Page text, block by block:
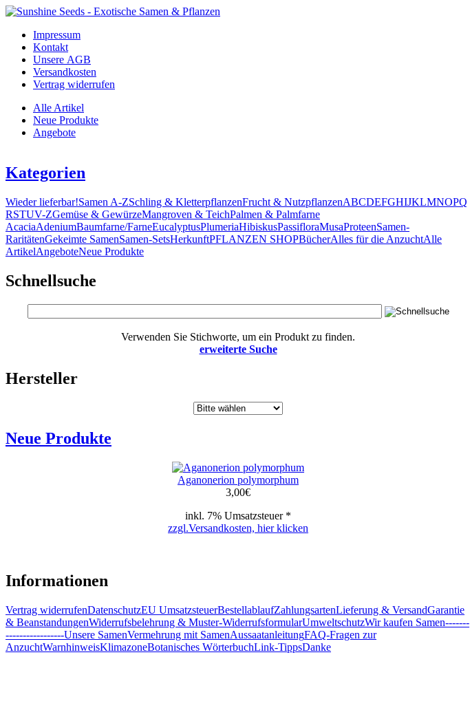
Impressum
Kontakt
Unsere AGB
Versandkosten
Vertrag widerrufen
Alle Artikel
Neue Produkte
Angebote
Kategorien
Wieder lieferbar!Samen A-ZSchling & KletterpflanzenFrucht & NutzpflanzenABCDEFGHIJKLMNOPQ
RSTUV-ZGemüse & GewürzeMangroven & TeichPalmen & Palmfarne
AcaciaAdeniumBaumfarne/FarneEucalyptusPlumeriaHibiskusPassifloraMusaProteenSamen-
RaritätenGekeimte SamenSamen-SetsHerkunftPFLANZEN SHOPBücherAlles für die AnzuchtAlle
ArtikelAngeboteNeue Produkte
Schnellsuche
Verwenden Sie Stichworte, um ein Produkt zu finden.
erweiterte Suche
Hersteller
Neue Produkte
Aganonerion polymorphum
3,00€
inkl. 7% Umsatzsteuer *
zzgl.Versandkosten, hier klicken
Informationen
Vertrag widerrufenDatenschutzEU UmsatzsteuerBestellablaufZahlungsartenLieferung & VersandGarantie
& BeanstandungenWiderrufsbelehrung & Muster-WiderrufsformularUmweltschutzWir kaufen Samen-------
-----------------Unsere SamenVermehrung mit SamenAussaatanleitungFAQ-Fragen zur
AnzuchtWarnhinweisKlimazoneBotanisches WörterbuchLink-TippsDanke